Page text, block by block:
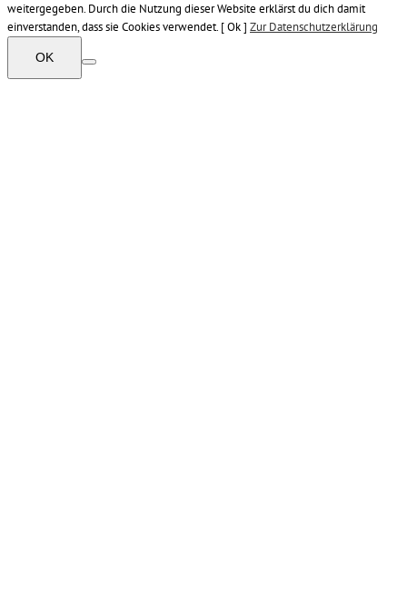
weitergegeben. Durch die Nutzung dieser Website erklärst du dich damit
einverstanden, dass sie Cookies verwendet. [ Ok ] Zur Datenschutzerklärung
OK